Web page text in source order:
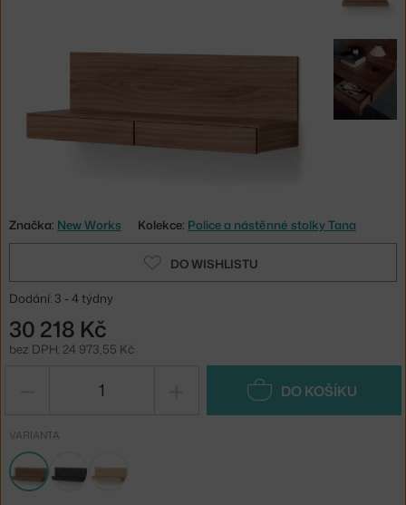
Značka: New Works Kolekce: Police a nástěnné stolky Tana
DO WISHLISTU
Dodání: 3 - 4 týdny
30 218 Kč
bez DPH: 24 973,55 Kč
DO KOŠÍKU
VARIANTA